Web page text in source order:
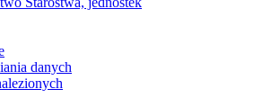
danych